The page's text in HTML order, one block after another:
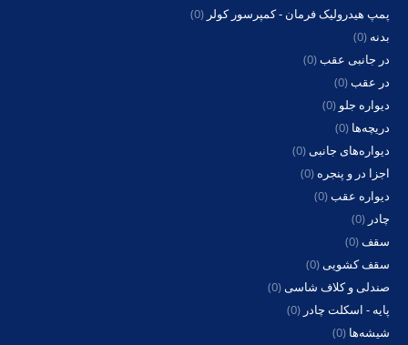
پمپ هیدرولیک فرمان - کمپرسور کولر (0)
بدنه (0)
در جانبی عقب(0)
در عقب(0)
دیواره جلو (0)
دریچه‌ها (0)
دیواره‌های جانبی(0)
اجزا در و پنجره (0)
دیواره عقب(0)
چادر (0)
سقف(0)
سقف کشویی(0)
صندلی و کلاف شاسی(0)
پایه - اسکلت چادر (0)
شیشه‌ها (0)